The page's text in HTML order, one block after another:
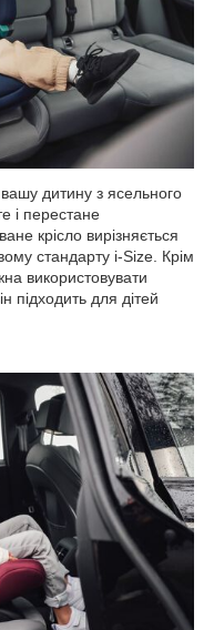
дитину з ясельного
і перестане
крісло вирізняється
стандарту i-Size. Крім
використовувати
підходить для дітей